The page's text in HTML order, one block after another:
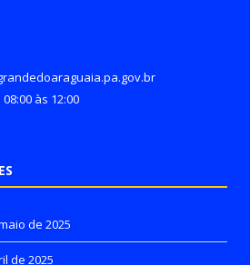
às 12:00
de 2025
de 2025